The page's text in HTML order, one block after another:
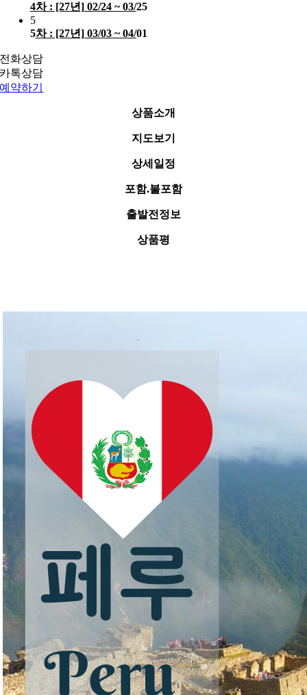
4차 : [27년] 02/24 ~ 03/25
5
5차 : [27년] 03/03 ~ 04/01
전화상담
카톡상담
예약하기
상품소개
지도보기
상세일정
포함.불포함
출발전정보
상품평